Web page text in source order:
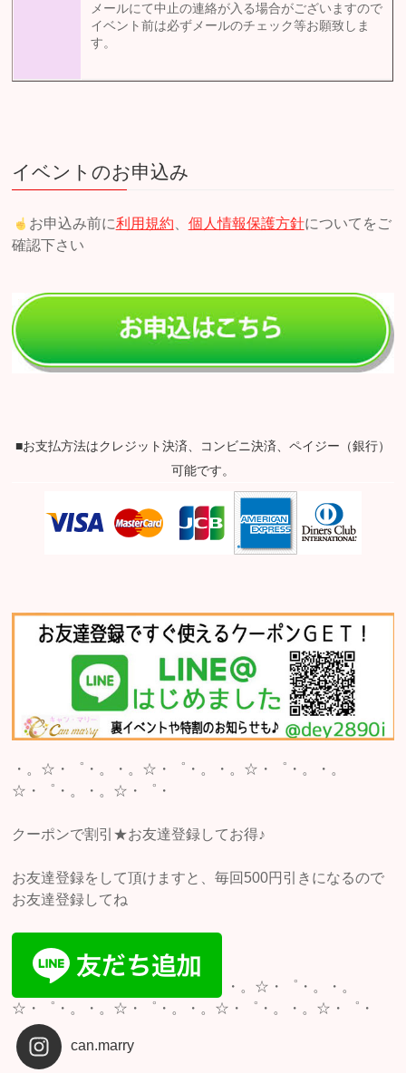
メールにて中止の連絡が入る場合がございますので
イベント前は必ずメールのチェック等お願致しま
す。
イベントのお申込み
お申込み前に利用規約 個人情報保護方針についてをご
確認下さい
■お支払方法はクレジット決済、コンビニ決済、ペイジー（銀行）
可能です。
・。☆・゜・。・。☆・゜・。・。☆・゜・。・。
☆・゜・。・。☆・゜・
クーポンで割引★お友達登録してお得♪
お友達登録をして頂けますと、毎回500円引きになるので
お友達登録してね
・。☆・゜・。・。
☆・゜・。・。☆・゜・。・。☆・゜・。・。☆・゜・
can.marry